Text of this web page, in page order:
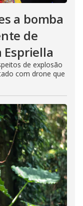
a bomba
de
Espriella
de explosão
com drone que